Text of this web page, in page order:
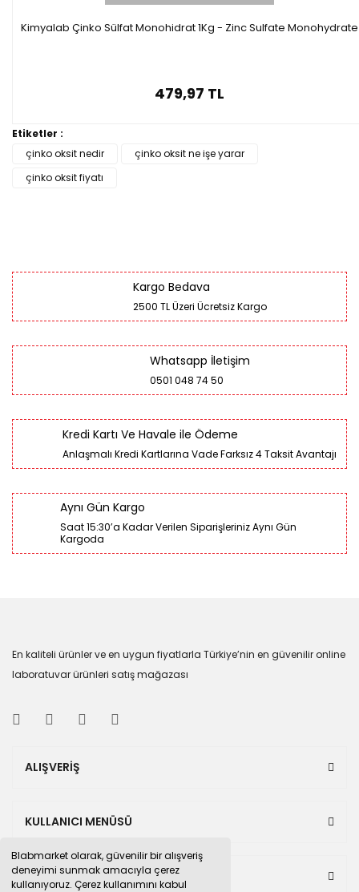
Blabmarket olarak, güvenilir bir alışveriş
deneyimi sunmak amacıyla çerez
kullanıyoruz. Çerez kullanımını kabul
Kimyalab Çinko Sülfat Monohidrat 1Kg - Zinc Sulfate Monohydrate
479,97 TL
Etiketler :
çinko oksit nedir
çinko oksit ne işe yarar
çinko oksit fiyatı
Kargo Bedava
2500 TL Üzeri Ücretsiz Kargo
Whatsapp İletişim
0501 048 74 50
Kredi Kartı Ve Havale ile Ödeme
Anlaşmalı Kredi Kartlarına Vade Farksız 4 Taksit Avantajı
Aynı Gün Kargo
Saat 15:30’a Kadar Verilen Siparişleriniz Aynı Gün
Kargoda
En kaliteli ürünler ve en uygun fiyatlarla Türkiye’nin en güvenilir online
laboratuvar ürünleri satış mağazası
ALIŞVERİŞ
KULLANICI MENÜSÜ
BULUNDUĞUMUZ PAZAR YERLERİ